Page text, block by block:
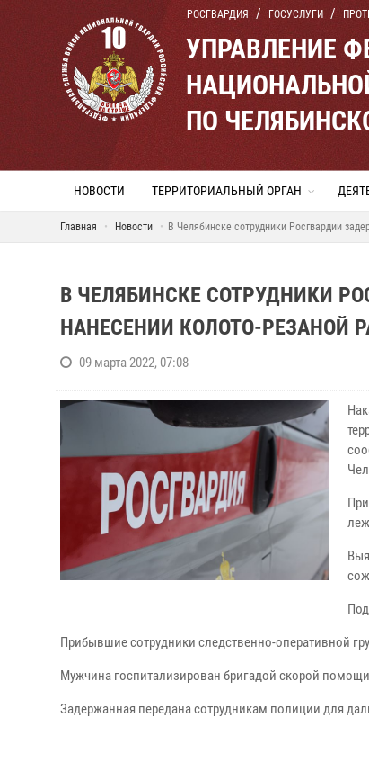
РОСГВАРДИЯ ГОСУСЛУГИ
УПРАВЛЕНИЕ
ПО
НОВОСТИ ТЕРРИТОРИАЛЬНЫЙ ОРГАН
Главная Новости В Челябинске сотрудники Росгвардии
В ЧЕЛЯБИНСКЕ СОТРУДНИКИ
НАНЕСЕНИИ КОЛОТО-РЕЗАНОЙ
09 марта 2022, 07:08
Прибывшие сотрудники следственно-оперативной
Мужчина госпитализирован бригадой скорой
Задержанная передана сотрудникам полиции для